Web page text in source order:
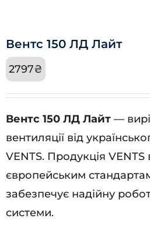
Вентс 150 ЛД Лайт
2797₴
Вентс 150 ЛД Лайт —
вентиляції від
VENTS. Продукція VENTS
європейським
забезпечує надійну
системи.